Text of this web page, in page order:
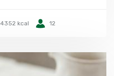
4352 kcal 12